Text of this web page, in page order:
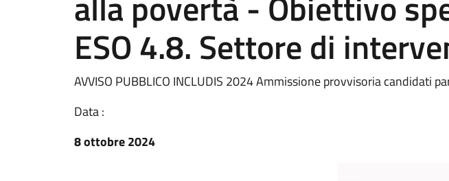
ESO 4.8. Settore di
AVVISO PUBBLICO INCLUDIS 2024 Ammissione provvisoria candidati
Data :
8 ottobre 2024